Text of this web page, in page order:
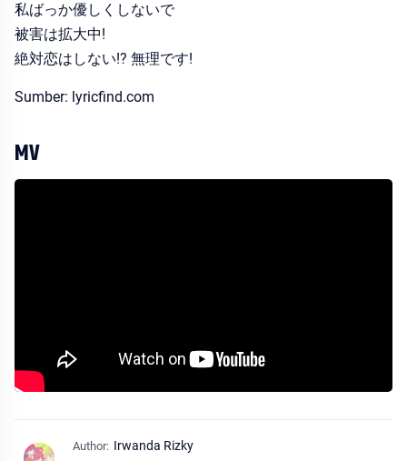
私ばっか優しくしないで
被害は拡大中!
絶対恋はしない!? 無理です!
Sumber: lyricfind.com
MV